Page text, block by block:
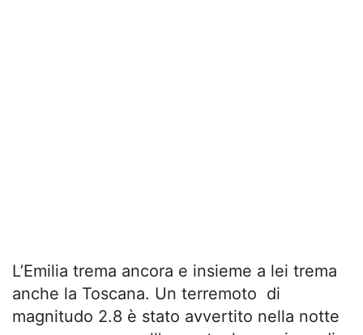
L’Emilia trema ancora e insieme a lei trema
anche la Toscana. Un terremoto di
magnitudo 2.8 è stato avvertito nella notte